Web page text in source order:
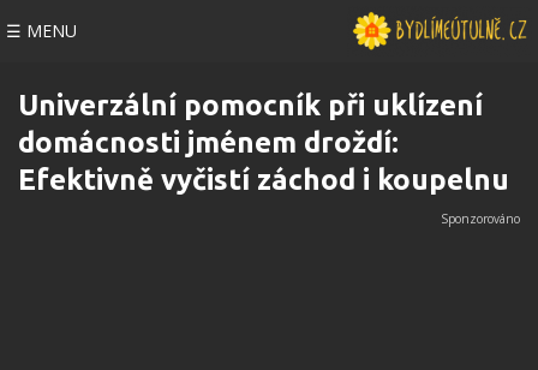
☰ MENU
Univerzální pomocník při uklízení
domácnosti jménem droždí:
Efektivně vyčistí záchod i koupelnu